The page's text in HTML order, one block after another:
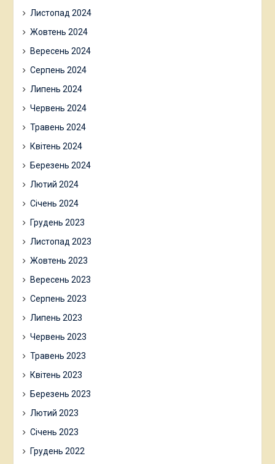
Листопад 2024
Жовтень 2024
Вересень 2024
Серпень 2024
Липень 2024
Червень 2024
Травень 2024
Квітень 2024
Березень 2024
Лютий 2024
Січень 2024
Грудень 2023
Листопад 2023
Жовтень 2023
Вересень 2023
Серпень 2023
Липень 2023
Червень 2023
Травень 2023
Квітень 2023
Березень 2023
Лютий 2023
Січень 2023
Грудень 2022